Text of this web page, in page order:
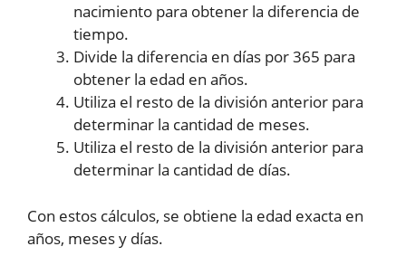
nacimiento para obtener la diferencia de
tiempo.
Divide la diferencia en días por 365 para
obtener la edad en años.
Utiliza el resto de la división anterior para
determinar la cantidad de meses.
Utiliza el resto de la división anterior para
determinar la cantidad de días.
Con estos cálculos, se obtiene la edad exacta en
años, meses y días.